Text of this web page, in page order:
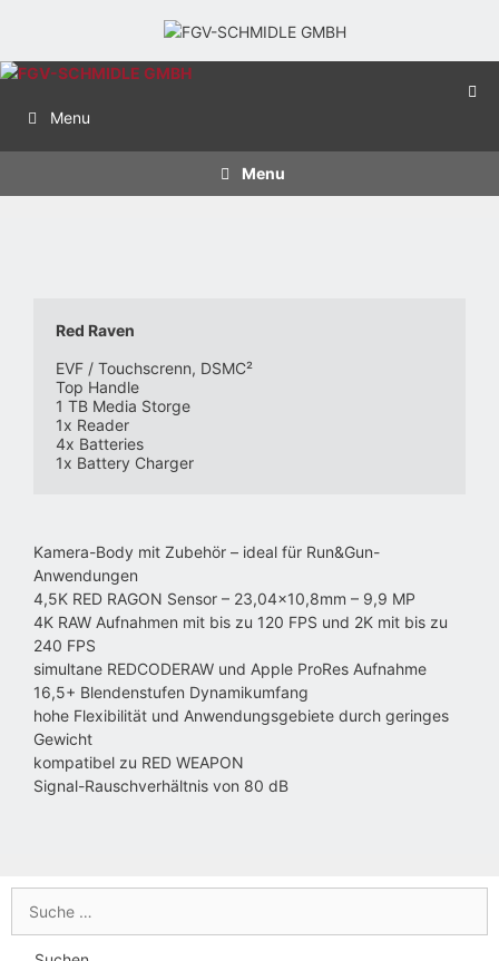
Menu
Menu
Red Raven
EVF / Touchscrenn, DSMC²
Top Handle
1 TB Media Storge
1x Reader
4x Batteries
1x Battery Charger
Kamera-Body mit Zubehör – ideal für Run&Gun-
Anwendungen
4,5K RED RAGON Sensor – 23,04×10,8mm – 9,9 MP
4K RAW Aufnahmen mit bis zu 120 FPS und 2K mit bis zu
240 FPS
simultane REDCODERAW und Apple ProRes Aufnahme
16,5+ Blendenstufen Dynamikumfang
hohe Flexibilität und Anwendungsgebiete durch geringes
Gewicht
kompatibel zu RED WEAPON
Signal-Rauschverhältnis von 80 dB